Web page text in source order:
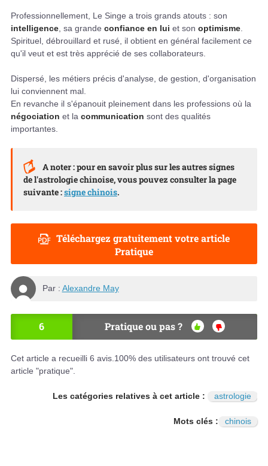
Professionnellement, Le Singe a trois grands atouts : son
intelligence , sa grande confiance en lui et son optimisme
Spirituel, débrouillard et rusé, il obtient en général facilement ce
qu'il veut et est très apprécié de ses collaborateurs.
Dispersé, les métiers précis d'analyse, de gestion, d'organisation
lui conviennent mal.
En revanche il s'épanouit pleinement dans les professions où la
négociation et la communication sont des qualités
importantes.
A noter : pour en savoir plus sur les autres signes
de l'astrologie chinoise, vous pouvez consulter la page
suivante :signe chinois.
Téléchargez gratuitement votre article
Pratique
Par : Alexandre May
6 Pratique ou pas ?
OU
NO
N
Cet article a recueilli 6 avis. 100% des utilisateurs ont trouvé cet
article "pratique".
Les catégories relatives à cet article : astrologie
Mots clés : chinois